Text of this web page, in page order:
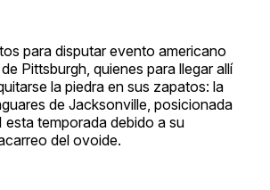
para disputar evento americano
Pittsburgh, quienes para llegar allí
la piedra en sus zapatos: la
de Jacksonville, posicionada
esta temporada debido a su
del ovoide.